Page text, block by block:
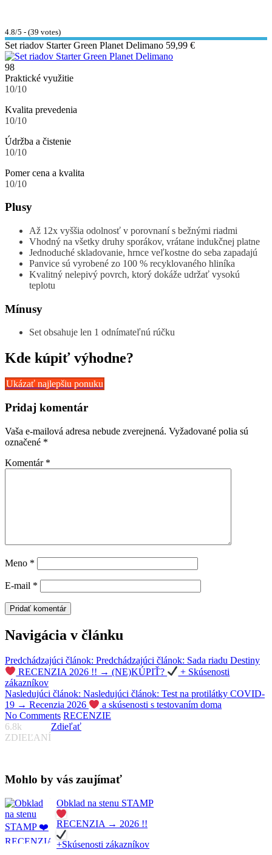
4.8/5 - (39 votes)
Set riadov Starter Green Planet Delimano 59,99 €
98
Praktické využitie
10/10
Kvalita prevedenia
10/10
Údržba a čistenie
10/10
Pomer cena a kvalita
10/10
Plusy
Až 12x vyššia odolnosť v porovnaní s bežnými riadmi
Vhodný na všetky druhy sporákov, vrátane indukčnej platne
Jednoduché skladovanie, hrnce veľkostne do seba zapadajú
Panvice sú vyrobené zo 100 % recyklovaného hliníka
Kvalitný nelepivý povrch, ktorý dokáže udržať vysokú
teplotu
Mínusy
Set obsahuje len 1 odnímateľnú rúčku
Kde kúpiť výhodne?
Ukázať najlepšiu ponuku
Pridaj komentár
Vaša e-mailová adresa nebude zverejnená. Vyžadované polia sú
označené *
Komentár *
Meno *
E-mail *
Navigácia v článku
Predchádzajúci článok: Predchádzajúci článok: Sada riadu Destiny
RECENZIA 2026 !! → (NE)KÚPIŤ?
+ Skúsenosti
zákazníkov
Nasledujúci článok: Nasledujúci článok: Test na protilátky COVID-
19 → Recenzia 2026
a skúsenosti s testovaním doma
No Comments RECENZIE
6.8k
ZDIEĽANÍ
Zdieľať
Mohlo by vás zaujímať
Obklad na stenu STAMP
RECENZIA → 2026 !!
+Skúsenosti zákazníkov